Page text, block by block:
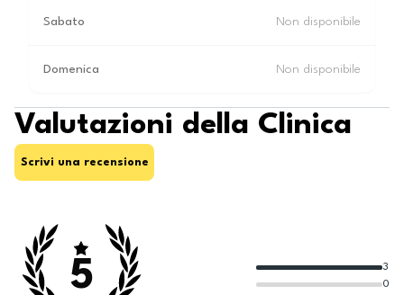
Sabato Non disponibile
Domenica Non disponibile
Valutazioni della Clinica
Scrivi una recensione
5 0
3